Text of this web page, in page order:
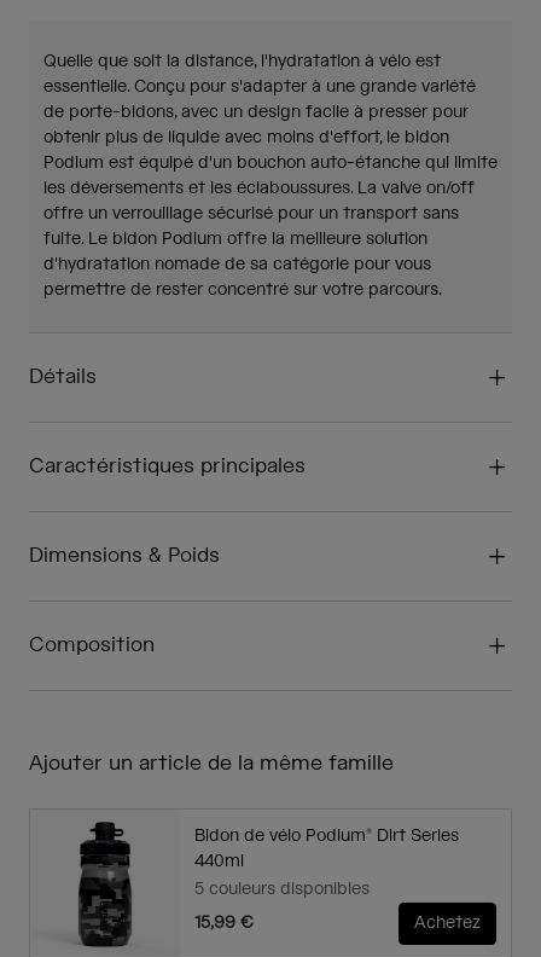
Quelle que soit la distance, l'hydratation à vélo est
essentielle. Conçu pour s'adapter à une grande variété
de porte-bidons, avec un design facile à presser pour
obtenir plus de liquide avec moins d'effort, le bidon
Podium est équipé d'un bouchon auto-étanche qui limite
les déversements et les éclaboussures. La valve on/off
offre un verrouillage sécurisé pour un transport sans
fuite. Le bidon Podium offre la meilleure solution
d'hydratation nomade de sa catégorie pour vous
permettre de rester concentré sur votre parcours.
Détails
Caractéristiques principales
Dimensions & Poids
Composition
Ajouter un article de la même famille
Bidon de vélo Podium® Dirt Series
440ml
5 couleurs disponibles
15,99 €
Achetez